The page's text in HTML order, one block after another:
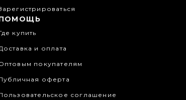
купить
и оплата
покупателям
оферта
соглашение